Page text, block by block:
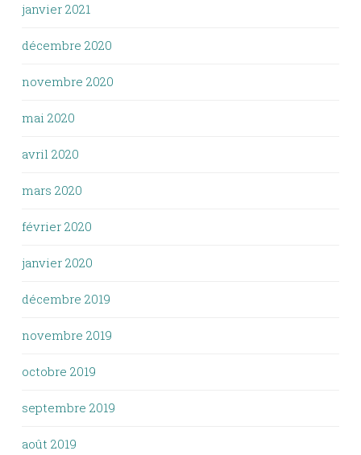
janvier 2021
décembre 2020
novembre 2020
mai 2020
avril 2020
mars 2020
février 2020
janvier 2020
décembre 2019
novembre 2019
octobre 2019
septembre 2019
août 2019